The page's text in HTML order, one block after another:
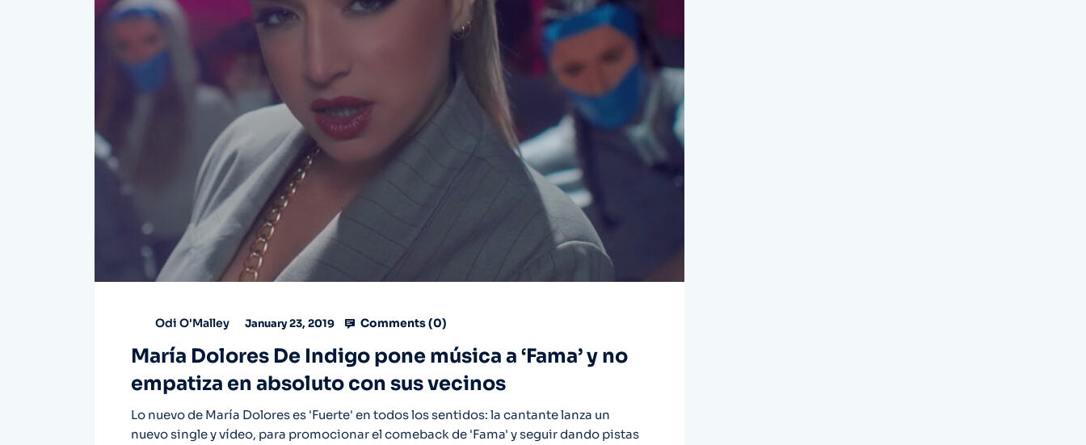
Odi O'Malley January 23, 2019 Comments (0)
María Dolores De Indigo pone música a ‘Fama’ y no
empatiza en absoluto con sus vecinos
Lo nuevo de María Dolores es 'Fuerte' en todos los sentidos: la cantante lanza un
nuevo single y vídeo, para promocionar el comeback de 'Fama' y seguir dando pistas